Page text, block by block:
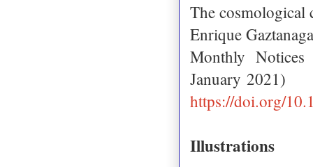
The cosmological
Enrique
Monthly
January 2021)
https://doi.org/
Illustrations